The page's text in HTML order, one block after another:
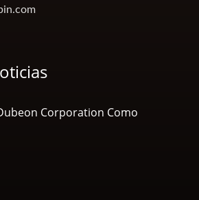
Corporation Como